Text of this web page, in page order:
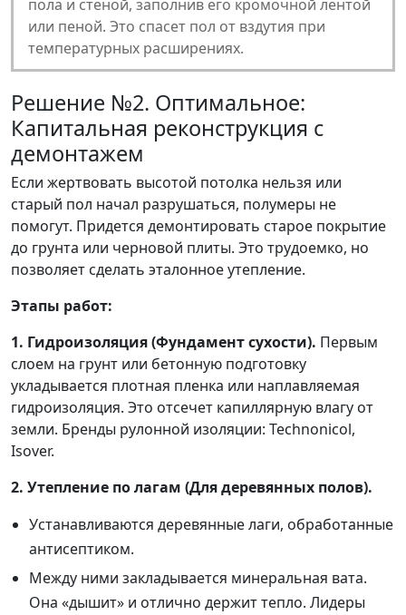
пола и стеной, заполнив его кромочной лентой
или пеной. Это спасет пол от вздутия при
температурных расширениях.
Решение №2. Оптимальное:
Капитальная реконструкция с
демонтажем
Если жертвовать высотой потолка нельзя или
старый пол начал разрушаться, полумеры не
помогут. Придется демонтировать старое покрытие
до грунта или черновой плиты. Это трудоемко, но
позволяет сделать эталонное утепление.
Этапы работ:
1. Гидроизоляция (Фундамент сухости). Первым
слоем на грунт или бетонную подготовку
укладывается плотная пленка или наплавляемая
гидроизоляция. Это отсечет капиллярную влагу от
земли. Бренды рулонной изоляции: Technonicol,
Isover.
2. Утепление по лагам (Для деревянных полов).
Устанавливаются деревянные лаги, обработанные
антисептиком.
Между ними закладывается минеральная вата.
Она «дышит» и отлично держит тепло. Лидеры